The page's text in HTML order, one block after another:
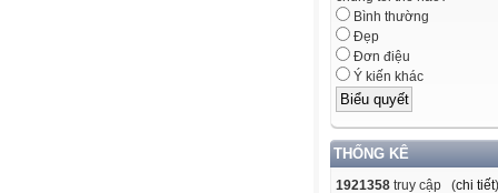
Bình thường
Đẹp
Đơn điệu
Ý kiến khác
THỐNG KÊ
1921358 truy cập (chi tiết)